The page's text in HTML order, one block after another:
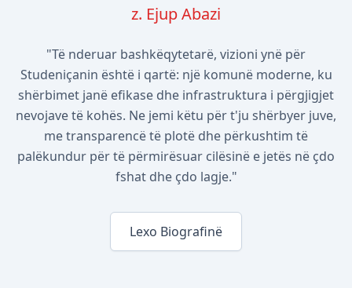
z. Ejup Abazi
"Të nderuar bashkëqytetarë, vizioni ynë për
Studeniçanin është i qartë: një komunë moderne, ku
shërbimet janë efikase dhe infrastruktura i përgjigjet
nevojave të kohës. Ne jemi këtu për t'ju shërbyer juve,
me transparencë të plotë dhe përkushtim të
palëkundur për të përmirësuar cilësinë e jetës në çdo
fshat dhe çdo lagje."
Lexo Biografinë